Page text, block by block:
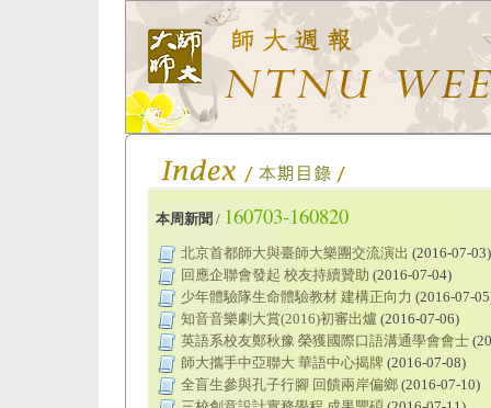
本周新聞 / 160703-160820
北京首都師大與臺師大樂團交流演出 (2016-07-03)
回應企聯會發起 校友持續贊助 (2016-07-04)
少年體驗隊生命體驗教材 建構正向力 (2016-07-
知音音樂劇大賞(2016)初審出爐 (2016-07-06)
英語系校友鄭秋豫 榮獲國際口語溝通學會會士
師大攜手中亞聯大 華語中心揭牌 (2016-07-08)
全盲生參與孔子行腳 回饋兩岸偏鄉 (2016-07-10)